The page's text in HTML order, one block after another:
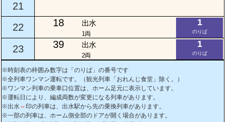
21
22
18 出水
1両
1
のりば
23 39 出水
2両
1
のりば
※時刻表の枠囲み数字は「のりば」の番号です
※全列車ワンマン運転です。（観光列車「おれんじ食堂」除く。）
※ワンマン列車の乗車口位置は、ホーム足元に表示しています。
※運転日により、編成両数が変更になる列車があります。
※出水⇔印の列車は、出水駅から先の乗換列車があります。
※一部の列車は、ホーム側全部のドアが開く場合があります。